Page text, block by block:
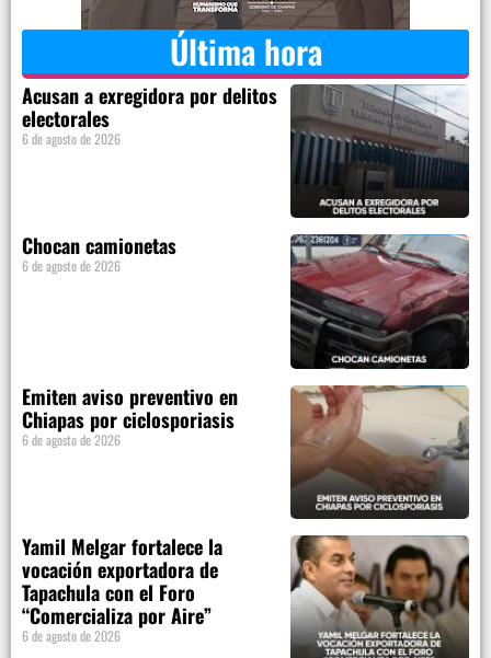
Última hora
Acusan a exregidora por delitos
electorales
6 de agosto de 2026
Chocan camionetas
6 de agosto de 2026
Emiten aviso preventivo en
Chiapas por ciclosporiasis
6 de agosto de 2026
Yamil Melgar fortalece la
vocación exportadora de
Tapachula con el Foro
“Comercializa por Aire”
6 de agosto de 2026